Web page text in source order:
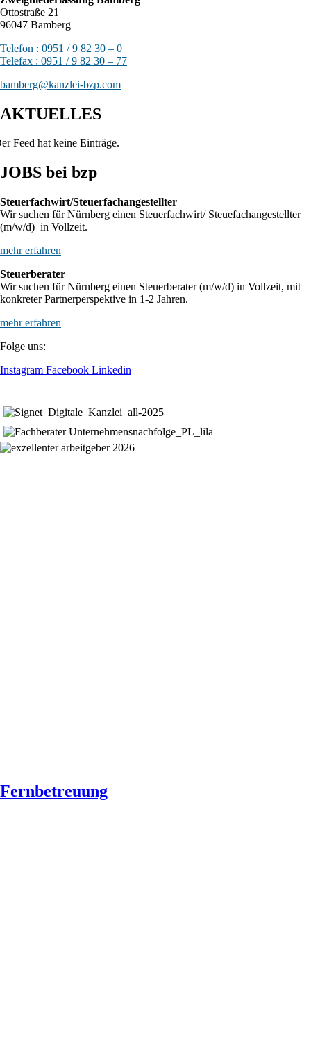
Ottostraße 21
96047 Bamberg
Telefon : 0951 / 9 82 30 – 0
Telefax : 0951 / 9 82 30 – 77
bamberg@kanzlei-bzp.com
AKTUELLES
Feed hat keine Einträge.
JOBS bei bzp
Steuerfachwirt/Steuerfachangestellter
Wir suchen für Nürnberg einen Steuerfachwirt/ Steuefachangestellter
(m/w/d) in Vollzeit.
mehr erfahren
Steuerberater
Wir suchen für Nürnberg einen Steuerberater (m/w/d) in Vollzeit, mit
konkreter Partnerperspektive in 1-2 Jahren.
mehr erfahren
Folge uns:
Instagram Facebook Linkedin
Fernbetreuung